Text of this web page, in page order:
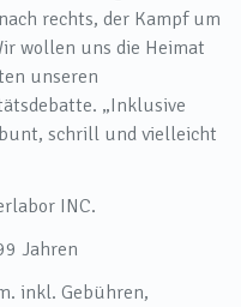
rechts, der Kampf um
wollen uns die Heimat
unseren
„Inklusive
schrill und vielleicht
INC.
Jahren
inkl. Gebühren,